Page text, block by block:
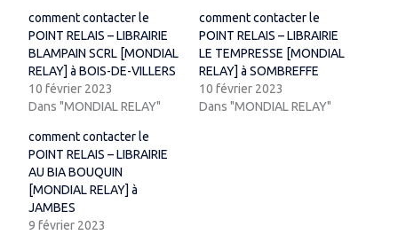
comment contacter le
POINT RELAIS – LIBRAIRIE
BLAMPAIN SCRL [MONDIAL
RELAY] à BOIS-DE-VILLERS
10 février 2023
Dans "MONDIAL RELAY"
comment contacter le
POINT RELAIS – LIBRAIRIE
LE TEMPRESSE [MONDIAL
RELAY] à SOMBREFFE
10 février 2023
Dans "MONDIAL RELAY"
comment contacter le
POINT RELAIS – LIBRAIRIE
AU BIA BOUQUIN
[MONDIAL RELAY] à
JAMBES
9 février 2023